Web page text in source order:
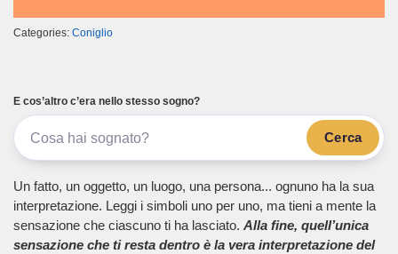
Categories: Coniglio
E cos’altro c’era nello stesso sogno?
Cerca
Un fatto, un oggetto, un luogo, una persona... ognuno ha la sua
interpretazione. Leggi i simboli uno per uno, ma tieni a mente la
sensazione che ciascuno ti ha lasciato. Alla fine, quell’unica
sensazione che ti resta dentro è la vera interpretazione del